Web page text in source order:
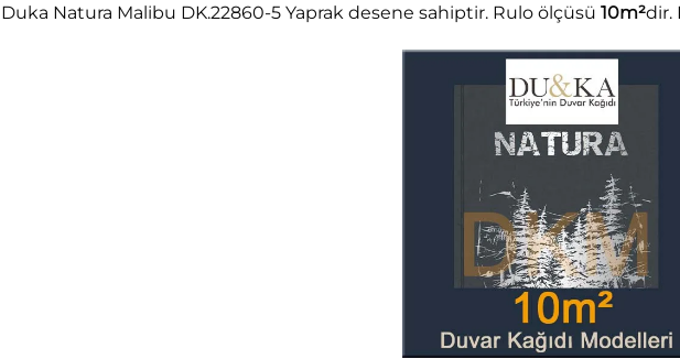
Duka Natura Malibu DK.22860-5 Yaprak desene sahiptir. Rulo ölçüsü 10m²dir.